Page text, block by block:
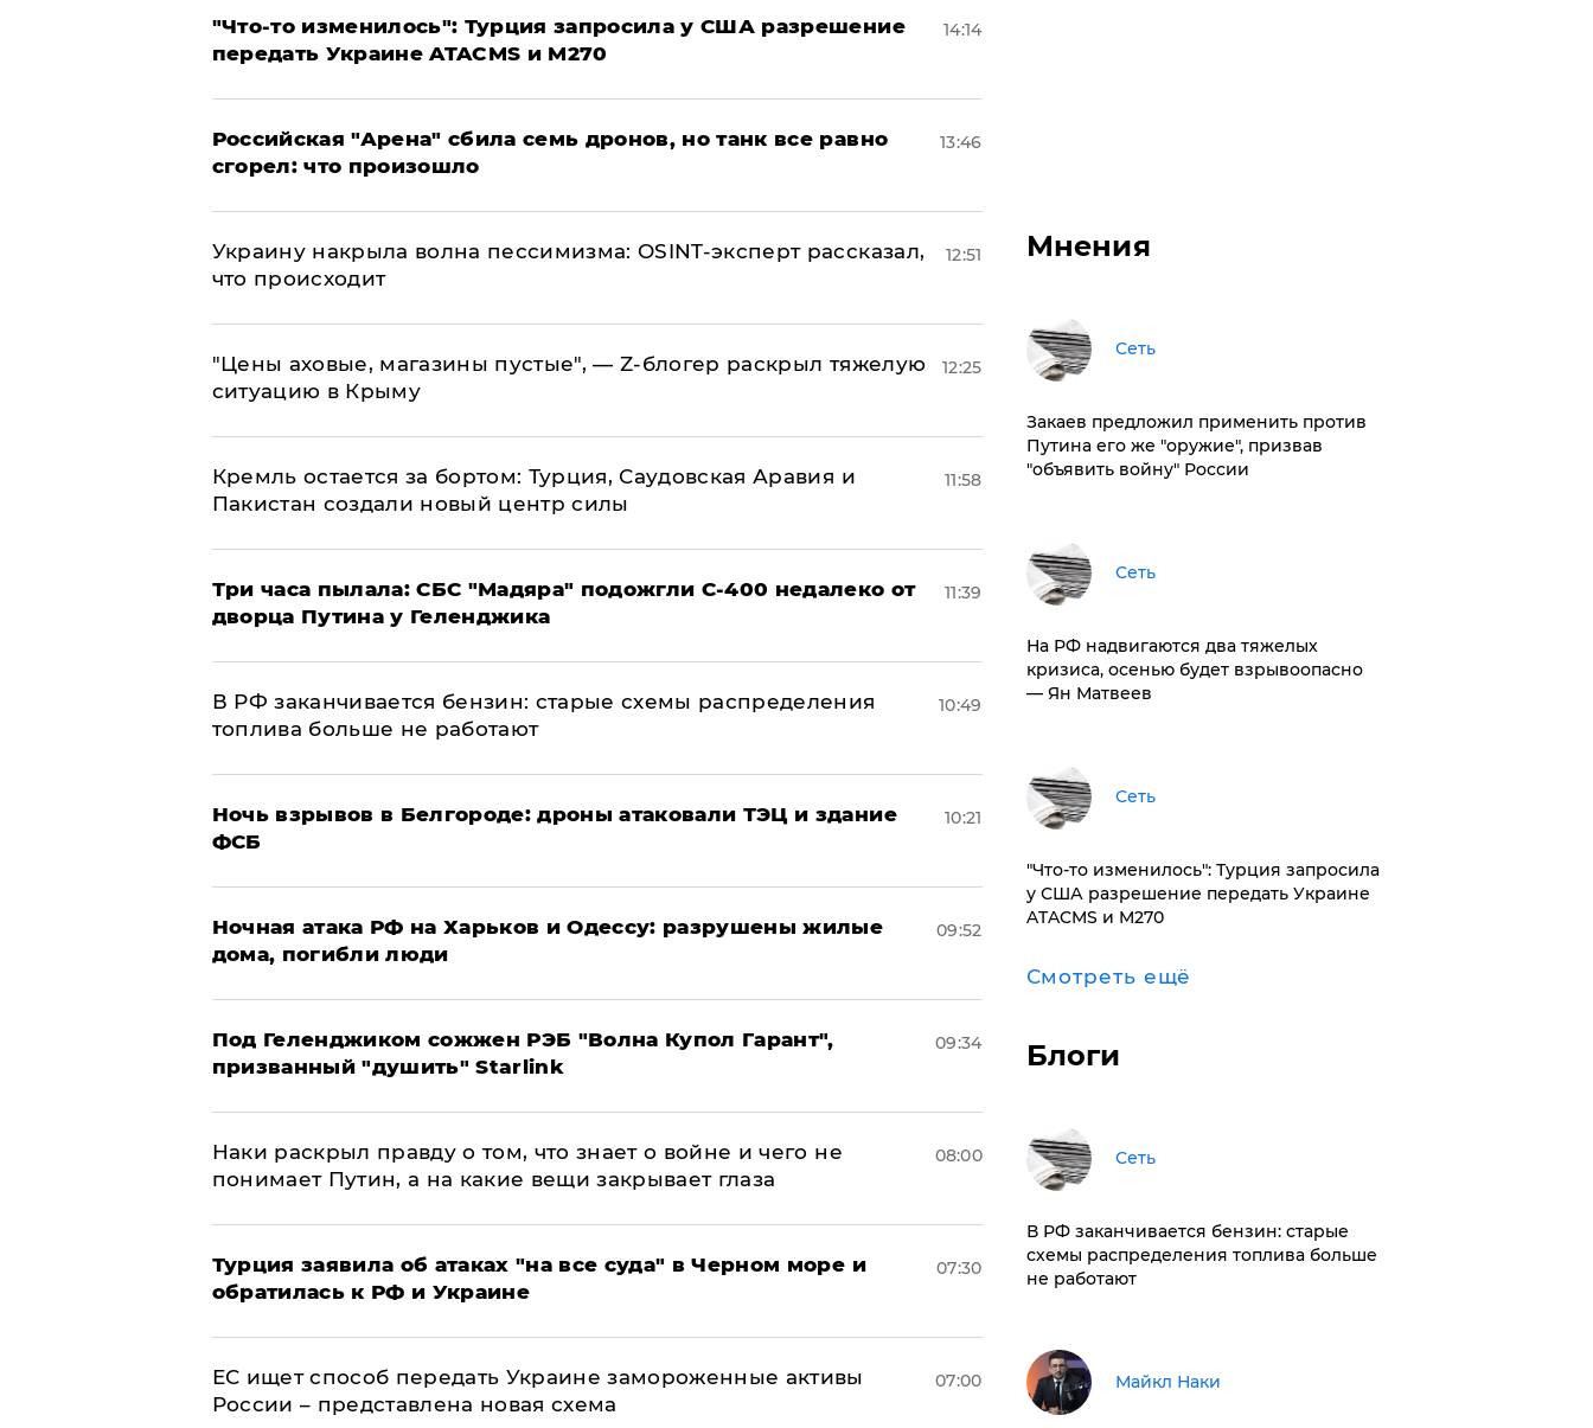
​"Что-то изменилось": Турция запросила у США разрешение
передать Украине ATACMS и M270
14:14
​Российская "Арена" сбила семь дронов, но танк все равно
сгорел: что произошло
13:46
​Украину накрыла волна пессимизма: OSINT-эксперт рассказал,
что происходит
12:51
​"Цены аховые, магазины пустые", — Z-блогер раскрыл тяжелую
ситуацию в Крыму
12:25
​Кремль остается за бортом: Турция, Саудовская Аравия и
Пакистан создали новый центр силы
11:58
Три часа пылала: СБС "Мадяра" подожгли С-400 недалеко от
дворца Путина у Геленджика
11:39
​В РФ заканчивается бензин: старые схемы распределения
топлива больше не работают
10:49
​Ночь взрывов в Белгороде: дроны атаковали ТЭЦ и здание
ФСБ
10:21
​Ночная атака РФ на Харьков и Одессу: разрушены жилые
дома, погибли люди
09:52
Под Геленджиком сожжен РЭБ "Волна Купол Гарант",
призванный "душить" Starlink
09:34
Наки раскрыл правду о том, что знает о войне и чего не
понимает Путин, а на какие вещи закрывает глаза
08:00
Турция заявила об атаках "на все суда" в Черном море и
обратилась к РФ и Украине
07:30
ЕС ищет способ передать Украине замороженные активы
России – представлена новая схема
07:00
Мнения
Сеть
Закаев предложил применить против
Путина его же "оружие", призвав
"объявить войну" России
Сеть
На РФ надвигаются два тяжелых
кризиса, осенью будет взрывоопасно
— Ян Матвеев
Сеть
​"Что-то изменилось": Турция запросила
у США разрешение передать Украине
ATACMS и M270
Смотреть ещё
Блоги
Сеть
​В РФ заканчивается бензин: старые
схемы распределения топлива больше
не работают
Майкл Наки